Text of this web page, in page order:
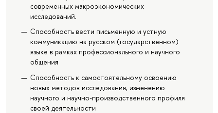
современных макроэкономических
исследований.
Способность вести письменную и устную
коммуникацию на русском (государственном)
языке в рамках профессионального и научного
общения
Способность к самостоятельному освоению
новых методов исследования, изменению
научного и научно-производственного профиля
своей деятельности